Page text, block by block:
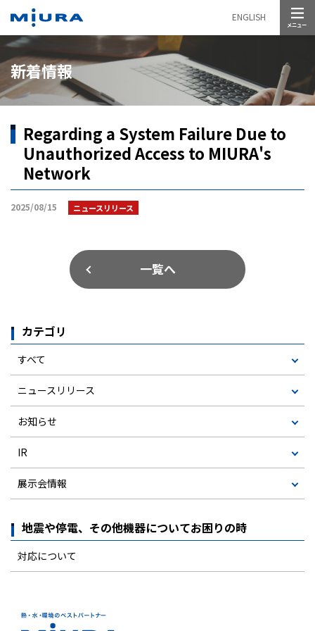
ENGLISH
新着情報
Regarding a System Failure Due to
Unauthorized Access to MIURA's
Network
2025/08/15 ニュースリリース
一覧へ
カテゴリ
すべて
ニュースリリース
お知らせ
IR
展示会情報
地震や停電、その他機器についてお困りの時
対応について